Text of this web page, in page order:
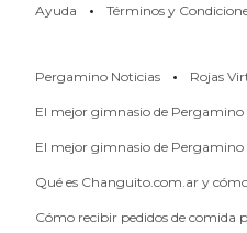
(BUENOS
AIRES)
EL
MEJOR
Ayuda · Términos y
Pergamino Noticias · Rojas
El mejor gimnasio de Pergamino
El mejor gimnasio de Pergamino
Qué es Changuito.com.ar y
Cómo recibir pedidos de comida